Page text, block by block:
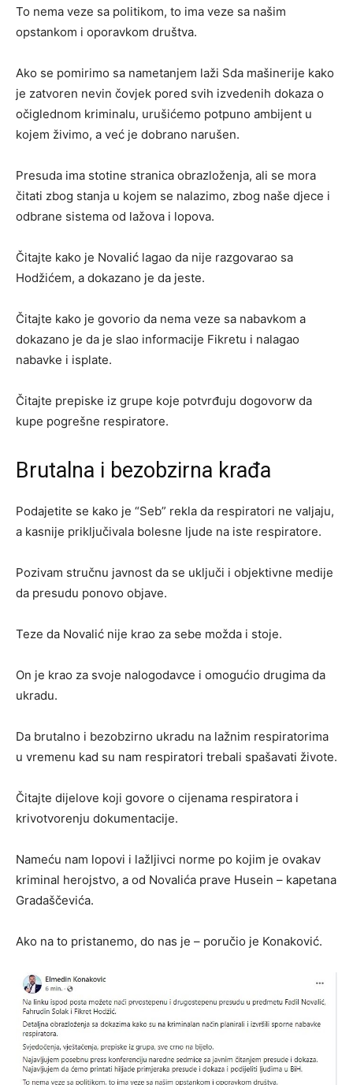
To nema veze sa politikom, to ima veze sa našim
opstankom i oporavkom društva.
Ako se pomirimo sa nametanjem laži Sda mašinerije kako
je zatvoren nevin čovjek pored svih izvedenih dokaza o
očiglednom kriminalu, urušićemo potpuno ambijent u
kojem živimo, a već je dobrano narušen.
Presuda ima stotine stranica obrazloženja, ali se mora
čitati zbog stanja u kojem se nalazimo, zbog naše djece i
odbrane sistema od lažova i lopova.
Čitajte kako je Novalić lagao da nije razgovarao sa
Hodžićem, a dokazano je da jeste.
Čitajte kako je govorio da nema veze sa nabavkom a
dokazano je da je slao informacije Fikretu i nalagao
nabavke i isplate.
Čitajte prepiske iz grupe koje potvrđuju dogovorw da
kupe pogrešne respiratore.
Brutalna i bezobzirna krađa
Podajetite se kako je “Seb” rekla da respiratori ne valjaju,
a kasnije priključivala bolesne ljude na iste respiratore.
Pozivam stručnu javnost da se uključi i objektivne medije
da presudu ponovo objave.
Teze da Novalić nije krao za sebe možda i stoje.
On je krao za svoje nalogodavce i omogućio drugima da
ukradu.
Da brutalno i bezobzirno ukradu na lažnim respiratorima
u vremenu kad su nam respiratori trebali spašavati živote.
Čitajte dijelove koji govore o cijenama respiratora i
krivotvorenju dokumentacije.
Nameću nam lopovi i lažljivci norme po kojim je ovakav
kriminal herojstvo, a od Novalića prave Husein – kapetana
Gradaščevića.
Ako na to pristanemo, do nas je – poručio je Konaković.